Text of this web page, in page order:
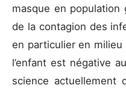
masque en population
de la contagion des
en particulier en
l’enfant est négative
science actuellement